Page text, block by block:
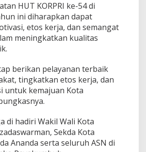
HUT KORPRI ke-54 di
ini diharapkan dapat
etos kerja, dan semangat
meningkatkan kualitas
berikan pelayanan terbaik
tingkatkan etos kerja, dan
untuk kemajuan Kota
di hadiri Wakil Wali Kota
Sekda Kota
Ananda serta seluruh ASN di